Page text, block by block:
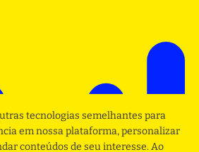
tecnologias semelhantes para
em nossa plataforma, personalizar
conteúdos de seu interesse. Ao